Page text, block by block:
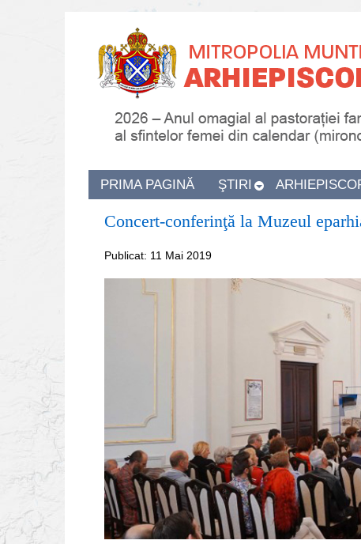
PRIMA PAGINĂ ŞTIRI
Concert-conferinţă la Muzeul
Publicat: 11 Mai 2019